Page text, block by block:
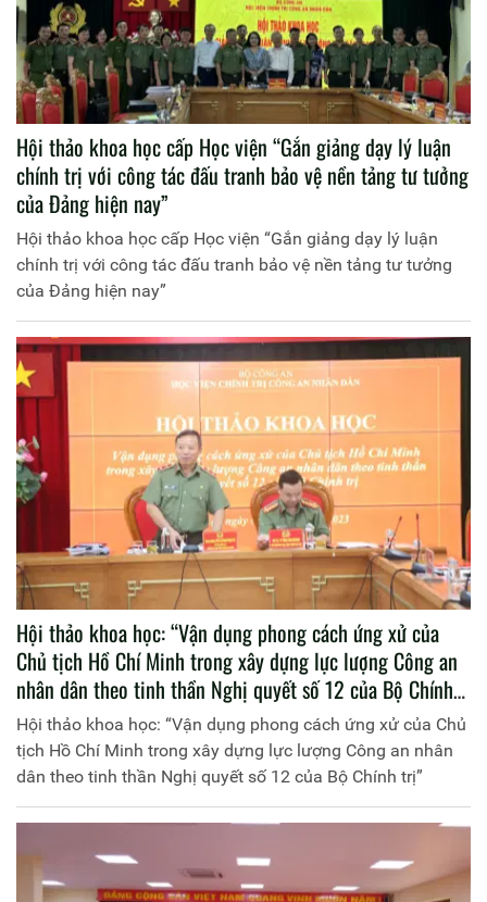
Hội thảo khoa học cấp Học viện “Gắn giảng dạy lý luận
chính trị với công tác đấu tranh bảo vệ nền tảng tư tưởng
của Đảng hiện nay”
Hội thảo khoa học cấp Học viện “Gắn giảng dạy lý luận
chính trị với công tác đấu tranh bảo vệ nền tảng tư tưởng
của Đảng hiện nay”
Hội thảo khoa học: “Vận dụng phong cách ứng xử của
Chủ tịch Hồ Chí Minh trong xây dựng lực lượng Công an
nhân dân theo tinh thần Nghị quyết số 12 của Bộ Chính
trị”
Hội thảo khoa học: “Vận dụng phong cách ứng xử của Chủ
tịch Hồ Chí Minh trong xây dựng lực lượng Công an nhân
dân theo tinh thần Nghị quyết số 12 của Bộ Chính trị”